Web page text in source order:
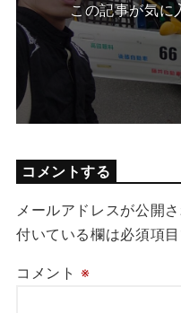
この記事が気に
コメントする
メールアドレスが公開
付いている欄は必須項
コメント ※